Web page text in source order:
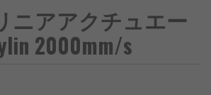
ニアアクチュエー
2000mm/s